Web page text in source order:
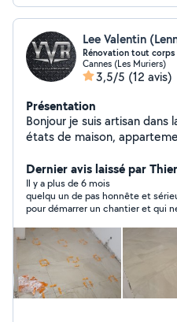
Lee Valentin
Rénovation tout
Cannes (Les Muriers)
3,5/5 (12 avis)
Présentation
Bonjour je suis artisan
états de maison,
Cordialement, VALENTIN
Dernier avis laissé par
Il y a plus de 6 mois
quelqu un de pas honnête et
pour démarrer un chantier et qui
que ce travail dont il ce disait
compliqué pour lui. enfin à éviter
quelqu'un de parole et surtout de